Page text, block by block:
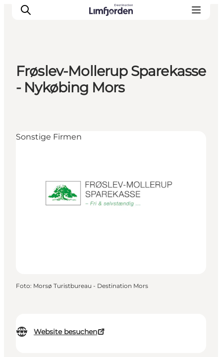
Frøslev-Mollerup Sparekasse
- Nykøbing Mors
Website besuchen
Sonstige Firmen
Foto: Morsø Turistbureau - Destination Mors